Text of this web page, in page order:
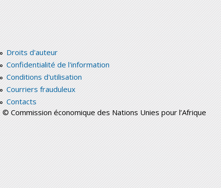
Droits d'auteur
Confidentialité de l'information
Conditions d'utilisation
Courriers frauduleux
Contacts
© Commission économique des Nations Unies pour l’Afrique